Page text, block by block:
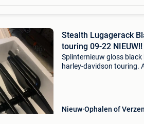
Stealth Lugagerack
touring 09-22 NIEUW!!
Splinternieuw gloss
harley-davidson touring.
Nieuw Ophalen of